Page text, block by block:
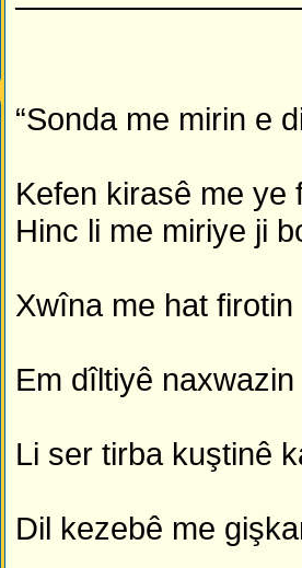
“Sonda me mirin e
Kefen kirasê me ye
Hinc li me miriye ji
Xwîna me hat
Em dîltiyê
Li ser tirba kuştinê
Dil kezebê me